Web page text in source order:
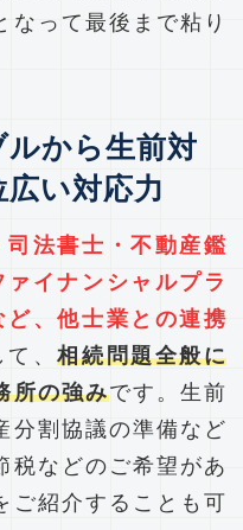
なって最後まで粘り
から生前対
い対応力
司法書士・不動産鑑
ァイナンシャルプラ
ど、他士業との連携
て、相続問題全般に
所の強みです。生前
分割協議の準備など
税などのご希望があ
ご紹介することも可